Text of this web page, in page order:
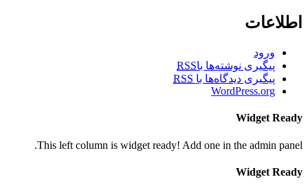
اطلاعات
ورود
پیگیری نوشته‌ها باRSS
پیگیری دیدگاه‌ها با RSS
WordPress.org
Widget Ready
This left column is widget ready! Add one in the admin panel.
Widget Ready